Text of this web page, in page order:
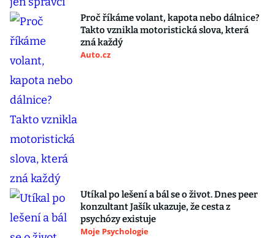
Proč říkáme volant, kapota nebo dálnice?
Takto vznikla motoristická slova, která
zná každý
Auto.cz
Utíkal po lešení a bál se o život. Dnes peer
konzultant Jašík ukazuje, že cesta z
psychózy existuje
Moje Psychologie